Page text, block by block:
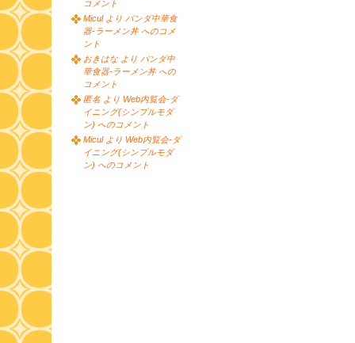
コメント
Micul より パンダ中華食
器-ラーメン丼 へのコメ
ント
おきはな より パンダ中
華食器-ラーメン丼 への
コメント
匿名 より Web内覧会-ダ
イニング(シンプルモダ
ン) へのコメント
Micul より Web内覧会-ダ
イニング(シンプルモダ
ン) へのコメント